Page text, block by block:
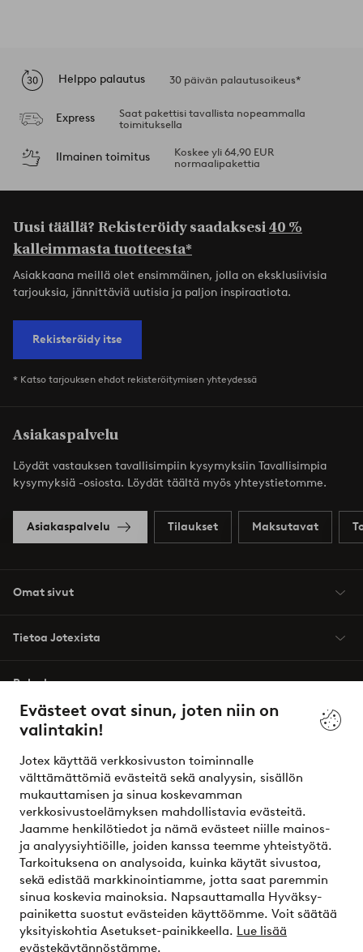
Evästeet ovat sinun, joten niin on
valintakin!
Jotex käyttää verkkosivuston toiminnalle
välttämättömiä evästeitä sekä analyysin, sisällön
mukauttamisen ja sinua koskevamman
verkkosivustoelämyksen mahdollistavia evästeitä.
Jaamme henkilötiedot ja nämä evästeet niille mainos-
ja analyysiyhtiöille, joiden kanssa teemme yhteistyötä.
Tarkoituksena on analysoida, kuinka käytät sivustoa,
sekä edistää markkinointiamme, jotta saat paremmin
sinua koskevia mainoksia. Napsauttamalla Hyväksy-
painiketta suostut evästeiden käyttöömme. Voit säätää
yksityiskohtia Asetukset-painikkeella. Lue lisää
evästekäytännöstämme.
Helppo palautus 30 päivän palautusoikeus*
Express
Saat pakettisi tavallista nopeammalla
toimituksella
Ilmainen toimitus
Koskee yli 64,90 EUR
normaalipakettia
Uusi täällä? Rekisteröidy saadaksesi40 %
kalleimmasta tuotteesta*
Asiakkaana meillä olet ensimmäinen, jolla on eksklusiivisia
tarjouksia, jännittäviä uutisia ja paljon inspiraatiota.
Rekisteröidy itse
* Katso tarjouksen ehdot rekisteröitymisen yhteydessä
Asiakaspalvelu
Löydät vastauksen tavallisimpiin kysymyksiin Tavallisimpia
kysymyksiä -osiosta. Löydät täältä myös yhteystietomme.
Asiakaspalvelu Tilaukset Maksutavat
Omat sivut
Tietoa Jotexista
Palvelumme
Ehdot
Ystävät
Turvalliset maksut – maksa nyt tai erissä
Haluatko tietää lisää maksuvaihtoehdoistamme?
elpy